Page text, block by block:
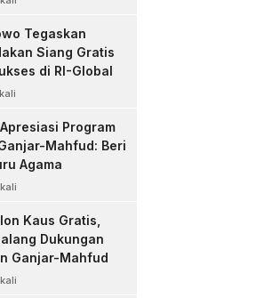
Tegaskan
Siang Gratis
di RI-Global
Program
Mahfud: Beri
Agama
Kaus Gratis,
Dukungan
Ganjar-Mahfud